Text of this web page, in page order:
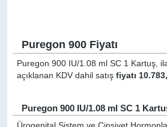
Puregon 900 Fiyatı
Puregon 900 IU/1.08 ml SC 1 Kartuş,
açıklanan KDV dahil satışfiyatı
Puregon 900 IU/1.08 ml SC 1